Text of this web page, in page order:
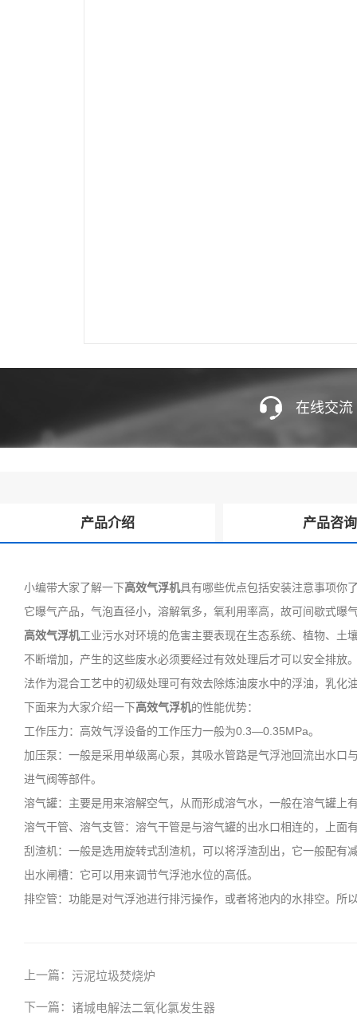
在线交流
产品介绍 产品咨询
小编带大家了解一下高效气浮机具有哪些优点包括安装注意事项你
它曝气产品，气泡直径小，溶解氧多，氧利用率高，故可间歇式曝
高效气浮机工业污水对环境的危害主要表现在生态系统、植物、土
不断增加，产生的这些废水必须要经过有效处理后才可以安全排
法作为混合工艺中的初级处理可有效去除炼油废水中的浮油，乳化
下面来为大家介绍一下高效气浮机的性能优势：
工作压力：高效气浮设备的工作压力一般为0.3—0.35MPa。
加压泵：一般是采用单级离心泵，其吸水管路是气浮池回流出水
进气阀等部件。
溶气罐：主要是用来溶解空气，从而形成溶气水，一般在溶气罐
溶气干管、溶气支管：溶气干管是与溶气罐的出水口相连的，上
刮渣机：一般是选用旋转式刮渣机，可以将浮渣刮出，它一般配有
出水闸槽：它可以用来调节气浮池水位的高低。
排空管：功能是对气浮池进行排污操作，或者将池内的水排空。所
上一篇： 污泥垃圾焚烧炉
下一篇： 诸城电解法二氧化氯发生器